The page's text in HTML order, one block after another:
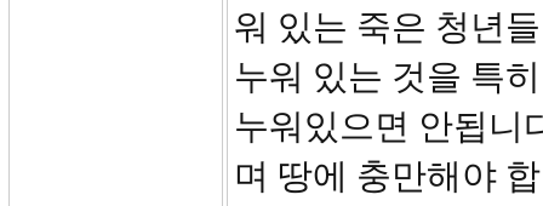
워 있는 죽은 청년
누워 있는 것을 특
누워있으면 안됩니
며 땅에 충만해야